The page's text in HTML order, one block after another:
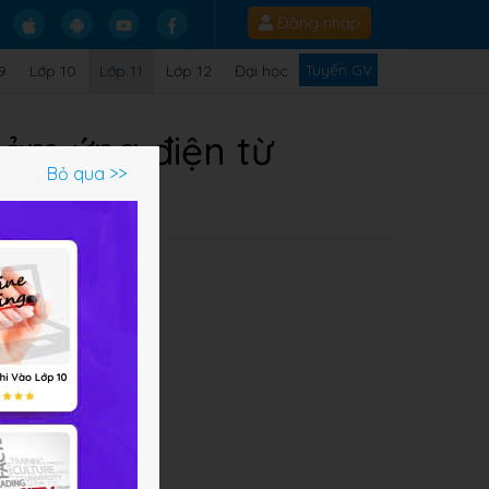
Đăng nhập
Lớp 10 Lớp 11 Lớp 12 Đại học Tuyển GV
ứng điện từ
Bỏ qua >>